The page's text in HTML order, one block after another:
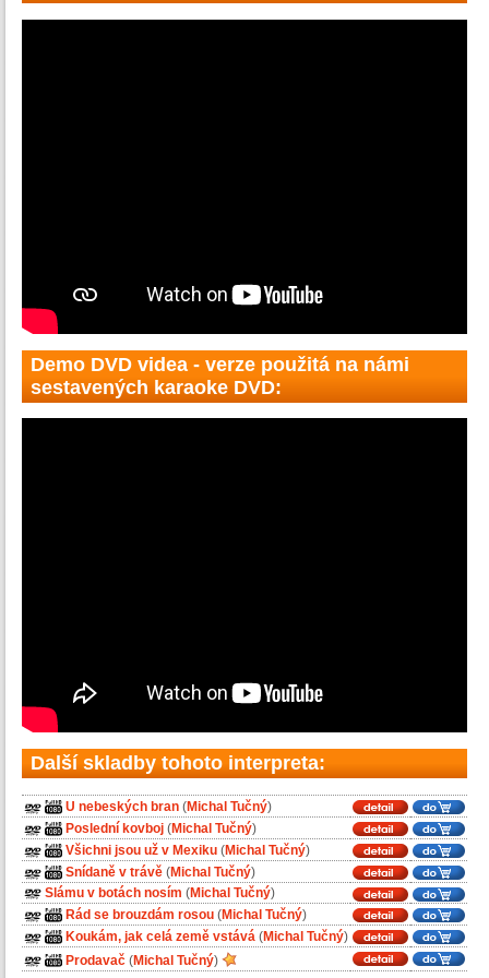
Demo DVD videa - verze použitá na námi
sestavených karaoke DVD:
Další skladby tohoto interpreta:
U nebeských bran (Michal Tučný)
Poslední kovboj (Michal Tučný)
Všichni jsou už v Mexiku (Michal Tučný)
Snídaně v trávě (Michal Tučný)
Slámu v botách nosím (Michal Tučný)
Rád se brouzdám rosou (Michal Tučný)
Koukám, jak celá země vstává (Michal Tučný)
Prodavač (Michal Tučný)